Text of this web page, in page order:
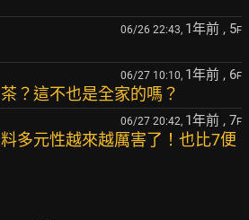
06/26 22:43, 1年前 , 5F
06/27 10:10, 1年前 , 6F
？這不也是全家的嗎？
06/27 20:42, 1年前 , 7F
多元性越來越厲害了！也比7便